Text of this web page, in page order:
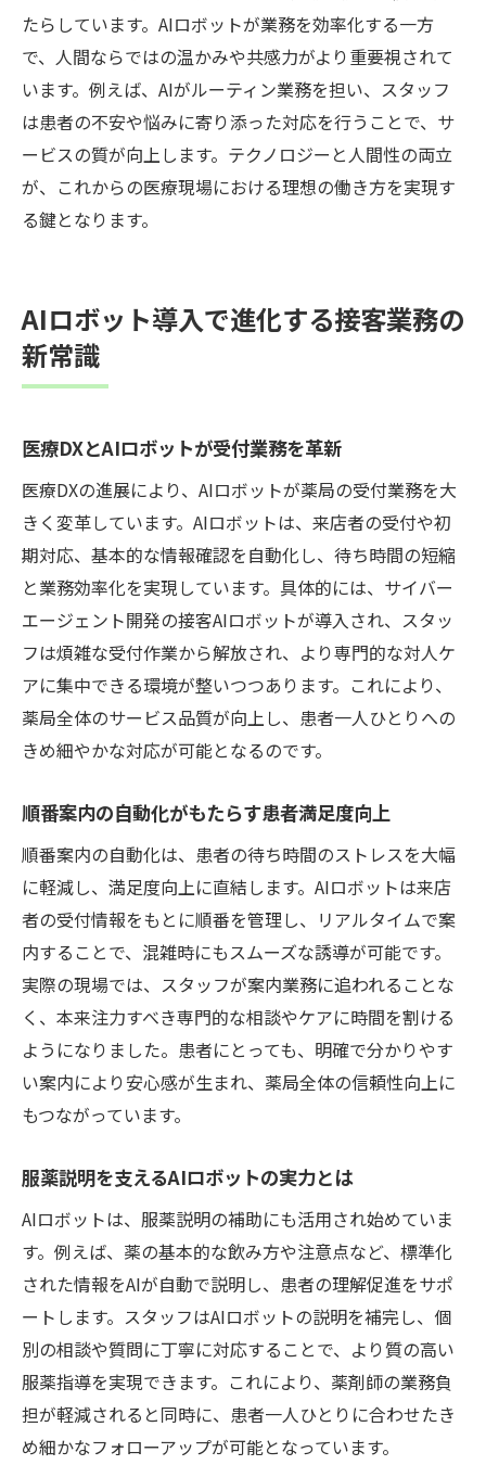
医療DX推進で誰もが活躍できる社会を目指
す
障がい者支援と医療DXの未来像を考える
医療DXがつなぐ多様な人材の活躍の場
持続可能な社会を支える医療DXの展望
たらしています。AIロボットが業務を効率化する一方
で、人間ならではの温かみや共感力がより重要視されて
います。例えば、AIがルーティン業務を担い、スタッフ
は患者の不安や悩みに寄り添った対応を行うことで、サ
ービスの質が向上します。テクノロジーと人間性の両立
が、これからの医療現場における理想の働き方を実現す
る鍵となります。
AIロボット導入で進化する接客業務の
新常識
医療DXとAIロボットが受付業務を革新
医療DXの進展により、AIロボットが薬局の受付業務を大
きく変革しています。AIロボットは、来店者の受付や初
期対応、基本的な情報確認を自動化し、待ち時間の短縮
と業務効率化を実現しています。具体的には、サイバー
エージェント開発の接客AIロボットが導入され、スタッ
フは煩雑な受付作業から解放され、より専門的な対人ケ
アに集中できる環境が整いつつあります。これにより、
薬局全体のサービス品質が向上し、患者一人ひとりへの
きめ細やかな対応が可能となるのです。
順番案内の自動化がもたらす患者満足度向上
順番案内の自動化は、患者の待ち時間のストレスを大幅
に軽減し、満足度向上に直結します。AIロボットは来店
者の受付情報をもとに順番を管理し、リアルタイムで案
内することで、混雑時にもスムーズな誘導が可能です。
実際の現場では、スタッフが案内業務に追われることな
く、本来注力すべき専門的な相談やケアに時間を割ける
ようになりました。患者にとっても、明確で分かりやす
い案内により安心感が生まれ、薬局全体の信頼性向上に
もつながっています。
服薬説明を支えるAIロボットの実力とは
AIロボットは、服薬説明の補助にも活用され始めていま
す。例えば、薬の基本的な飲み方や注意点など、標準化
された情報をAIが自動で説明し、患者の理解促進をサポ
ートします。スタッフはAIロボットの説明を補完し、個
別の相談や質問に丁寧に対応することで、より質の高い
服薬指導を実現できます。これにより、薬剤師の業務負
担が軽減されると同時に、患者一人ひとりに合わせたき
め細かなフォローアップが可能となっています。